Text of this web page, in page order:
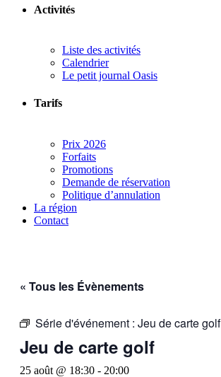
Activités
Liste des activités
Calendrier
Le petit journal Oasis
Tarifs
Prix 2026
Forfaits
Promotions
Demande de réservation
Politique d’annulation
La région
Contact
« Tous les Évènements
Série d'événement : Jeu de carte golf
Jeu de carte golf
25 août @ 18:30 - 20:00